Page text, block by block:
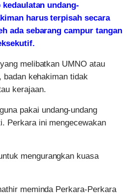
undang-
harus terpisah secara
ada sebarang campur tangan
melibatkan UMNO atau
badan kehakiman tidak
kerajaan.
pakai undang-undang
Perkara ini mengecewakan
mengurangkan kuasa
meminda Perkara-Perkara